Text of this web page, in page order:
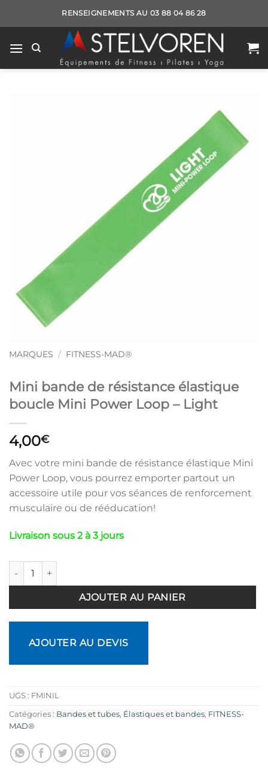
RENSEIGNEMENTS AU 03 88 04 86 28
MARQUES / FITNESS-MAD®
Mini bande de résistance élastique
boucle Mini Power Loop – Light
4,00€
Avec votre mini bande de résistance élastique Mini
Power Loop, vous pourrez emporter partout un
accessoire utile pour vos séances de renforcement
musculaire ou de rééducation!
Livraison sous 2 à 3 jours
quantité de Mini bande de résistance élastique boucle Mini
AJOUTER AU PANIER
AJOUTER AU DEVIS
UGS : FMINIL
Catégories : Bandes et tubes, Élastiques et bandes, FITNESS-
MAD®